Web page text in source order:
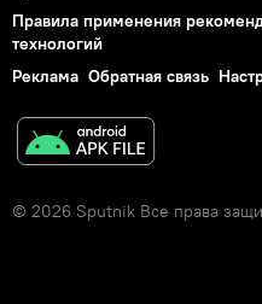
Правила применения
технологий
Реклама Обратная связь
© 2026 Sputnik Все права